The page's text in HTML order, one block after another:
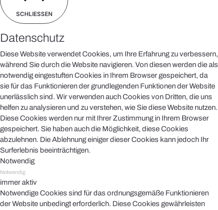
SCHLIESSEN
Datenschutz
Diese Website verwendet Cookies, um Ihre Erfahrung zu verbessern,
während Sie durch die Website navigieren. Von diesen werden die als
notwendig eingestuften Cookies in Ihrem Browser gespeichert, da
sie für das Funktionieren der grundlegenden Funktionen der Website
unerlässlich sind. Wir verwenden auch Cookies von Dritten, die uns
helfen zu analysieren und zu verstehen, wie Sie diese Website nutzen.
Diese Cookies werden nur mit Ihrer Zustimmung in Ihrem Browser
gespeichert. Sie haben auch die Möglichkeit, diese Cookies
abzulehnen. Die Ablehnung einiger dieser Cookies kann jedoch Ihr
Surferlebnis beeinträchtigen.
Notwendig
Notwendig
immer aktiv
Notwendige Cookies sind für das ordnungsgemäße Funktionieren
der Website unbedingt erforderlich. Diese Cookies gewährleisten